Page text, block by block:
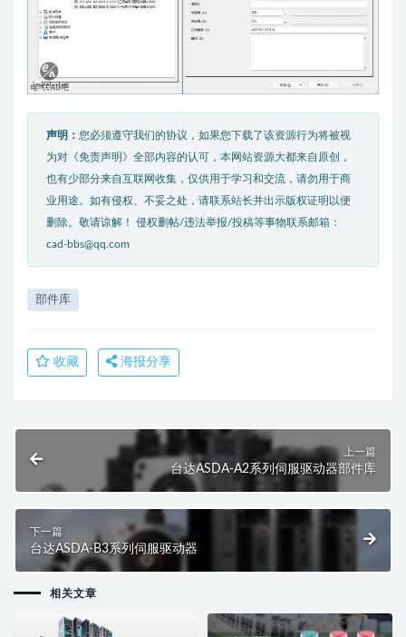
声明： 您必须遵守我们的协议，如果您下载了该资源行为将被视
为对《免责声明》全部内容的认可，本网站资源大都来自原创，
也有少部分来自互联网收集，仅供用于学习和交流，请勿用于商
业用途。如有侵权、不妥之处，请联系站长并出示版权证明以便
删除。敬请谅解！ 侵权删帖/违法举报/投稿等事物联系邮箱：
cad-bbs@qq.com
部件库
收藏 海报分享
上一篇
台达ASDA-A2系列伺服驱动器部件库
下一篇
台达ASDA-B3系列伺服驱动器
相关文章